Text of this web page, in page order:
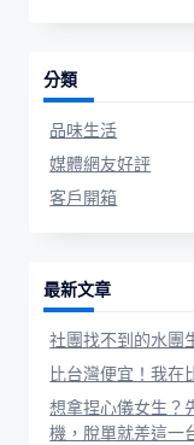
分類
品味生活
媒體網友好評
客戶開箱
最新文章
社團找不到的水團
比台灣便宜！我在
想拿捏心儀女生？
機，脫單就差這一